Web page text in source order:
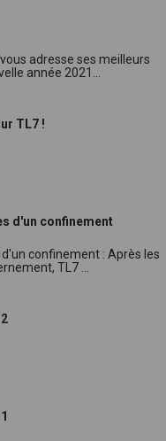
adresse ses meilleurs
année 2021...
TL7 !
d'un confinement
confinement : Après les
TL7 ...